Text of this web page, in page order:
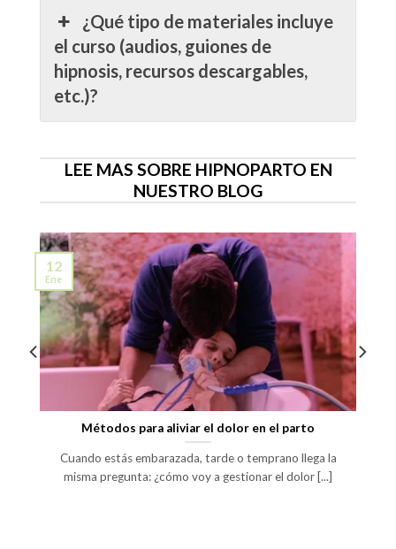
¿Qué tipo de materiales incluye
el curso (audios, guiones de
hipnosis, recursos descargables,
etc.)?
LEE MAS SOBRE HIPNOPARTO EN
NUESTRO BLOG
Métodos para aliviar el dolor en el parto
Cuando estás embarazada, tarde o temprano llega la
misma pregunta: ¿cómo voy a gestionar el dolor [...]
12
Ene